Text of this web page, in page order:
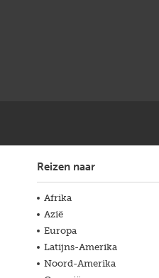
Reizen naar
Afrika
Azië
Europa
Latijns-Amerika
Noord-Amerika